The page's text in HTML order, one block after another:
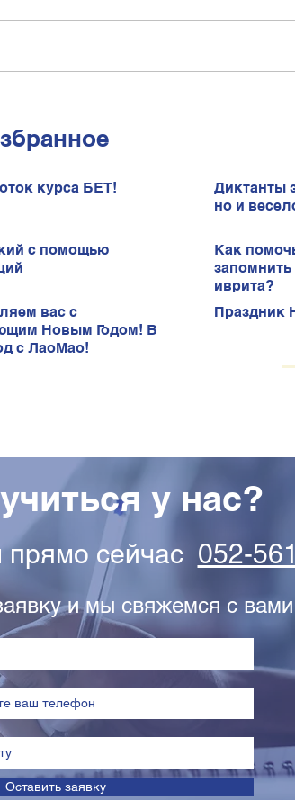
курса БЕТ!
Диктанты
но и
с помощью
Как
иврита?
вас с
Новым Годом! В
с ЛаоМао!
Праздник
у нас?
прямо сейчас 052-
и мы свяжемся с
Оставить заявку